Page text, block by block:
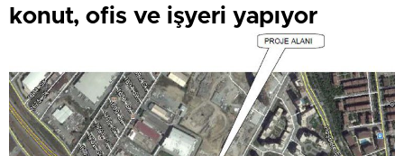
konut, ofis ve işyeri yapıyor